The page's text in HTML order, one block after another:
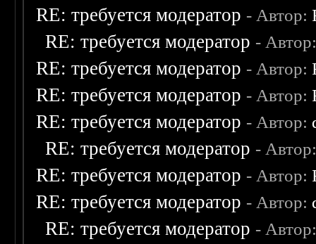
RE: требуется модератор - Автор:
RE: требуется модератор -
RE: требуется модератор - Автор:
RE: требуется модератор - Автор:
RE: требуется модератор - Автор:
RE: требуется модератор -
RE: требуется модератор - Автор:
RE: требуется модератор - Автор:
RE: требуется модератор -